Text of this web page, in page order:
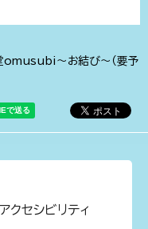
omusubi～お結び～（要予
アクセシビリティ